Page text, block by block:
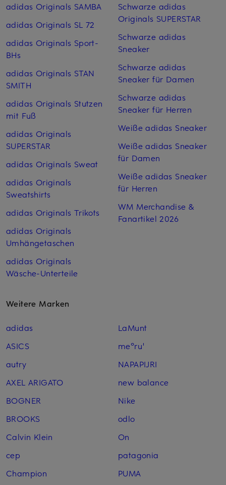
adidas Originals SAMBA
adidas Originals SL 72
adidas Originals Sport-
BHs
adidas Originals STAN
SMITH
adidas Originals Stutzen
mit Fuß
adidas Originals
SUPERSTAR
adidas Originals Sweat
adidas Originals
Sweatshirts
adidas Originals Trikots
adidas Originals
Umhängetaschen
adidas Originals
Wäsche-Unterteile
Schwarze adidas
Originals SUPERSTAR
Schwarze adidas
Sneaker
Schwarze adidas
Sneaker für Damen
Schwarze adidas
Sneaker für Herren
Weiße adidas Sneaker
Weiße adidas Sneaker
für Damen
Weiße adidas Sneaker
für Herren
WM Merchandise &
Fanartikel 2026
Weitere Marken
adidas
ASICS
autry
AXEL ARIGATO
BOGNER
BROOKS
Calvin Klein
cep
Champion
LaMunt
me°ru'
NAPAPIJRI
new balance
Nike
odlo
On
patagonia
PUMA